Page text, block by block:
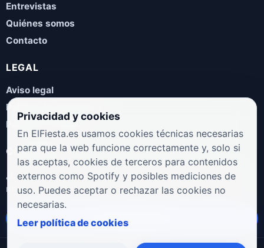
Entrevistas
Quiénes somos
Contacto
LEGAL
Aviso legal
Política de privacidad
Política de cookies
COLABORA
¿Eres artista, manager, sello o promotor? Envíanos tus
novedades, galas, entrevistas o propuestas musicales.
Enviar propuesta
Privacidad y cookies
En ElFiesta.es usamos cookies técnicas necesarias
para que la web funcione correctamente y, solo si
las aceptas, cookies de terceros para contenidos
externos como Spotify y posibles mediciones de
uso. Puedes aceptar o rechazar las cookies no
necesarias.
Leer política de cookies